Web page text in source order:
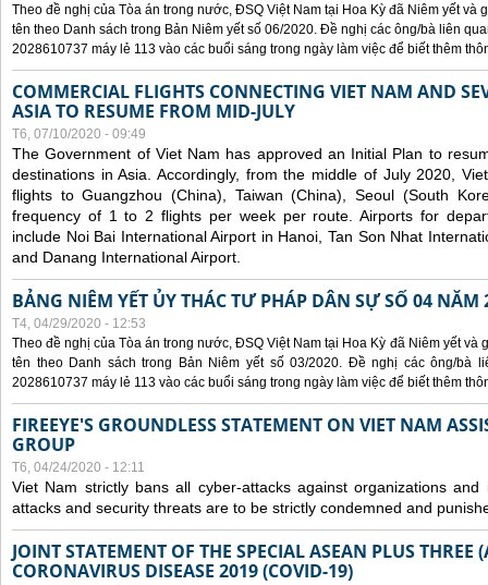
Theo đề nghị của Tòa án trong nước, ĐSQ Việt Nam tại Hoa Kỳ đã Niêm yết và
tên theo Danh sách trong Bản Niêm yết số 06/2020. Đề nghị các ông/bà liên
2028610737 máy lẻ 113 vào các buổi sáng trong ngày làm việc để biết thêm
COMMERCIAL FLIGHTS CONNECTING VIET NAM AND
ASIA TO RESUME FROM MID-JULY
T6, 07/10/2020 - 09:49
The Government of Viet Nam has approved an Initial Plan to
destinations in Asia. Accordingly, from the middle of July 2020,
flights to Guangzhou (China), Taiwan (China), Seoul (South
frequency of 1 to 2 flights per week per route. Airports for
include Noi Bai International Airport in Hanoi, Tan Son Nhat
and Danang International Airport.
BẢNG NIÊM YẾT ỦY THÁC TƯ PHÁP DÂN SỰ SỐ 04 NĂM
T4, 04/29/2020 - 12:53
Theo đề nghị của Tòa án trong nước, ĐSQ Việt Nam tại Hoa Kỳ đã Niêm yết
tên theo Danh sách trong Bản Niêm yết số 03/2020. Đề nghị các ông/bà
2028610737 máy lẻ 113 vào các buổi sáng trong ngày làm việc để biết thêm
FIREEYE'S GROUNDLESS STATEMENT ON VIET NAM
GROUP
T6, 04/24/2020 - 12:11
Viet Nam strictly bans all cyber-attacks against organizations
attacks and security threats are to be strictly condemned and
JOINT STATEMENT OF THE SPECIAL ASEAN PLUS
CORONAVIRUS DISEASE 2019 (COVID-19)